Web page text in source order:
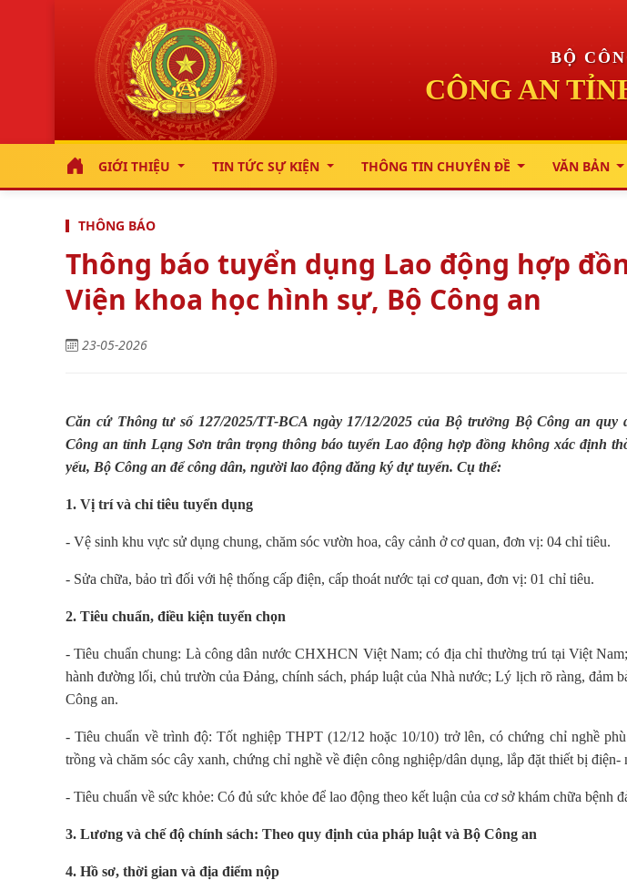
BỘ
CÔNG AN
GIỚI THIỆU TIN TỨC SỰ KIỆN THÔNG TIN CHUYÊN ĐỀ VĂN BẢN
THÔNG BÁO
Thông báo tuyển dụng Lao động hợp
Viện khoa học hình sự, Bộ Công an
23-05-2026
Căn cứ Thông tư số 127/2025/TT-BCA ngày 17/12/2025 của Bộ trưởng Bộ Công an
Công an tỉnh Lạng Sơn trân trọng thông báo tuyển Lao động hợp đồng không xác định
yếu, Bộ Công an để công dân, người lao động đăng ký dự tuyển. Cụ thể:
1. Vị trí và chỉ tiêu tuyển dụng
- Vệ sinh khu vực sử dụng chung, chăm sóc vườn hoa, cây cảnh ở cơ quan, đơn vị: 04 chỉ tiêu.
- Sửa chữa, bảo trì đối với hệ thống cấp điện, cấp thoát nước tại cơ quan, đơn vị: 01 chỉ tiêu.
2. Tiêu chuẩn, điều kiện tuyển chọn
- Tiêu chuẩn chung: Là công dân nước CHXHCN Việt Nam; có địa chỉ thường trú tại Việt
hành đường lối, chủ trườn của Đảng, chính sách, pháp luật của Nhà nước; Lý lịch rõ ràng, đảm
Công an.
- Tiêu chuẩn về trình độ: Tốt nghiệp THPT (12/12 hoặc 10/10) trở lên, có chứng chỉ nghề
trồng và chăm sóc cây xanh, chứng chỉ nghề về điện công nghiệp/dân dụng, lắp đặt thiết bị
- Tiêu chuẩn về sức khỏe: Có đủ sức khỏe để lao động theo kết luận của cơ sở khám chữa bệnh
3. Lương và chế độ chính sách: Theo quy định của pháp luật và Bộ Công an
4. Hồ sơ, thời gian và địa điểm nộp